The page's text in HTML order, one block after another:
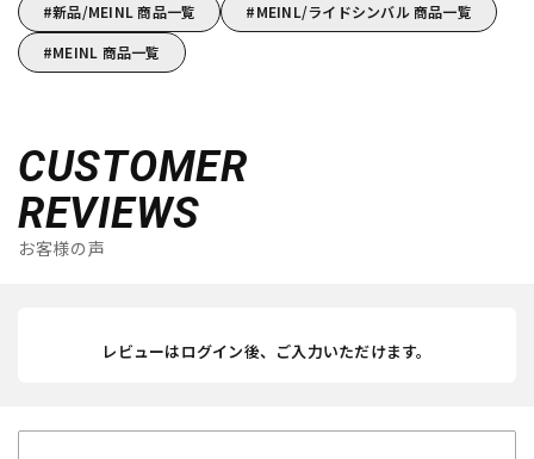
新品/MEINL 商品一覧
MEINL/ライドシンバル 商品一覧
MEINL 商品一覧
CUSTOMER
REVIEWS
お客様の声
レビューはログイン後、ご入力いただけます。